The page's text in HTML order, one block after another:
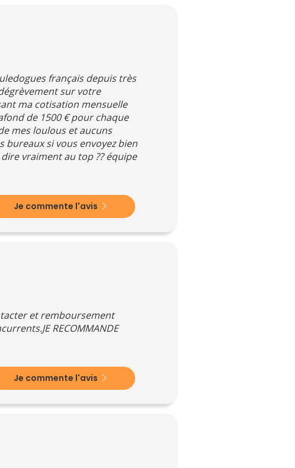
français depuis très
sur votre
ma cotisation mensuelle
de 1500 € pour chaque
mes loulous et aucuns
si vous envoyez bien
vraiment au top ?? équipe
Je commente l'avis
et remboursement
RECOMMANDE
Je commente l'avis